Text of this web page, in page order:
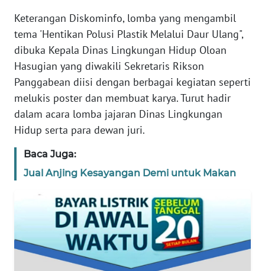
Keterangan Diskominfo, lomba yang mengambil
tema 'Hentikan Polusi Plastik Melalui Daur Ulang",
dibuka Kepala Dinas Lingkungan Hidup Oloan
Hasugian yang diwakili Sekretaris Rikson
Panggabean diisi dengan berbagai kegiatan seperti
melukis poster dan membuat karya. Turut hadir
dalam acara lomba jajaran Dinas Lingkungan
Hidup serta para dewan juri.
Baca Juga:
Jual Anjing Kesayangan Demi untuk Makan
DISCLAIMER
Wahana
News
Regional
WN
SUMUT
WN
JAKARTA
WN
BANTEN